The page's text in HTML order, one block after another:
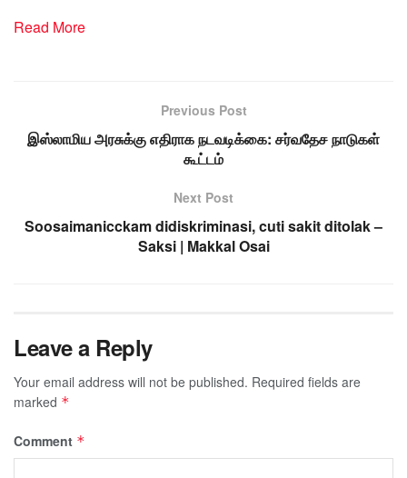
Read More
Previous Post
இஸ்லாமிய அரசுக்கு எதிராக நடவடிக்கை: சர்வதேச நாடுகள்
கூட்டம்
Next Post
Soosaimanicckam didiskriminasi, cuti sakit ditolak –
Saksi | Makkal Osai
Leave a Reply
Your email address will not be published. Required fields are
marked *
Comment *